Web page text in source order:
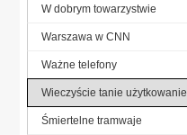
W dobrym towarzystwie
Warszawa w CNN
Ważne telefony
Wieczyście tanie użytkowanie
Śmiertelne tramwaje